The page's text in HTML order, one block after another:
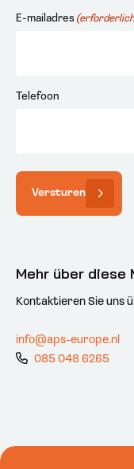
Mehr über diese
Kontaktieren Sie uns
info@aps-europe.nl
085 048 6265
E-mailadres
Telefoon
Versturen